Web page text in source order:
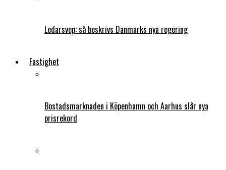
Ledarsvep: så beskrivs Danmarks nya regering
Fastighet
Bostadsmarknaden i Köpenhamn och Aarhus slår nya
prisrekord